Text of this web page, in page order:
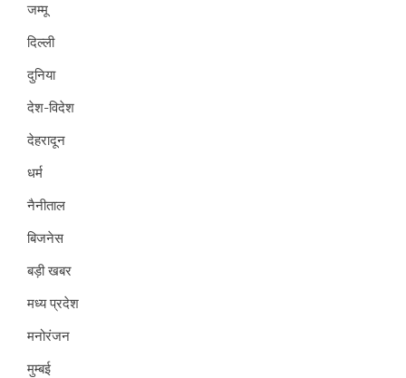
जम्मू
दिल्ली
दुनिया
देश-विदेश
देहरादून
धर्म
नैनीताल
बिजनेस
बड़ी खबर
मध्य प्रदेश
मनोरंजन
मुम्बई